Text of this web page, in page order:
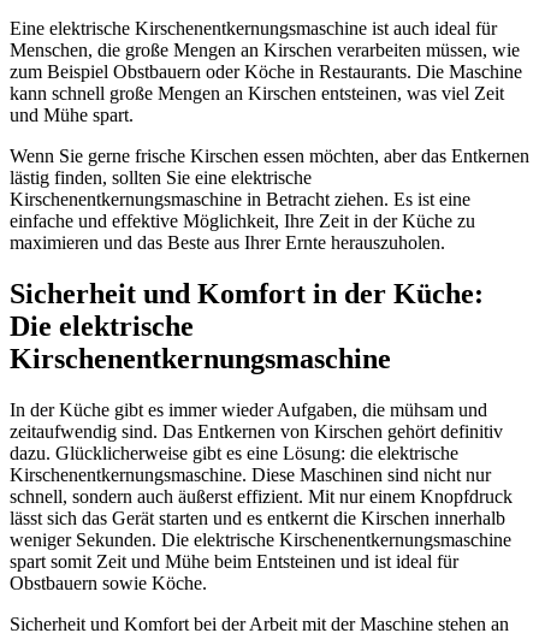
Eine elektrische Kirschenentkernungsmaschine ist auch ideal für
Menschen, die große Mengen an Kirschen verarbeiten müssen, wie
zum Beispiel Obstbauern oder Köche in Restaurants. Die Maschine
kann schnell große Mengen an Kirschen entsteinen, was viel Zeit
und Mühe spart.
Wenn Sie gerne frische Kirschen essen möchten, aber das Entkernen
lästig finden, sollten Sie eine elektrische
Kirschenentkernungsmaschine in Betracht ziehen. Es ist eine
einfache und effektive Möglichkeit, Ihre Zeit in der Küche zu
maximieren und das Beste aus Ihrer Ernte herauszuholen.
Sicherheit und Komfort in der Küche:
Die elektrische
Kirschenentkernungsmaschine
In der Küche gibt es immer wieder Aufgaben, die mühsam und
zeitaufwendig sind. Das Entkernen von Kirschen gehört definitiv
dazu. Glücklicherweise gibt es eine Lösung: die elektrische
Kirschenentkernungsmaschine. Diese Maschinen sind nicht nur
schnell, sondern auch äußerst effizient. Mit nur einem Knopfdruck
lässt sich das Gerät starten und es entkernt die Kirschen innerhalb
weniger Sekunden. Die elektrische Kirschenentkernungsmaschine
spart somit Zeit und Mühe beim Entsteinen und ist ideal für
Obstbauern sowie Köche.
Sicherheit und Komfort bei der Arbeit mit der Maschine stehen an